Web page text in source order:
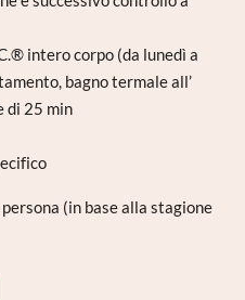
intero corpo (da lunedì a
bagno termale all’
di 25 min
(in base alla stagione